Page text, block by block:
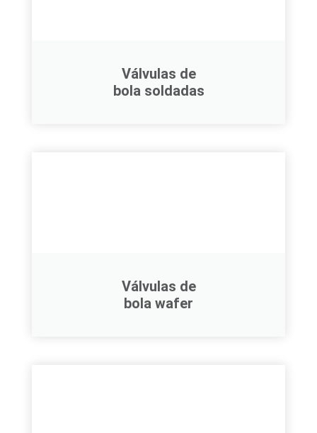
Válvulas de
bola soldadas
Válvulas de
bola wafer